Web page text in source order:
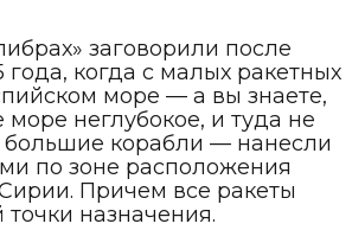
заговорили после
года, когда с малых ракетных
море — а вы знаете,
море неглубокое, и туда не
большие корабли — нанесли
по зоне расположения
Причем все ракеты
точки назначения.